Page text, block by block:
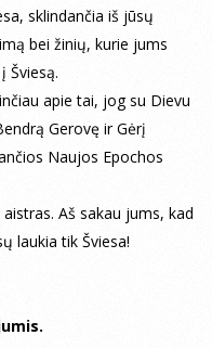
sklindančia iš jūsų
bei žinių, kurie jums
Šviesą.
apie tai, jog su Dievu
Gerovę ir Gėrį
Naujos Epochos
Aš sakau jums, kad
laukia tik Šviesa!